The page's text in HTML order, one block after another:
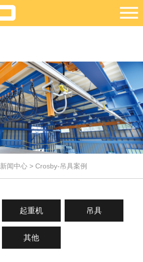
新闻中心 > Crosby-吊具案例
起重机 吊具
其他